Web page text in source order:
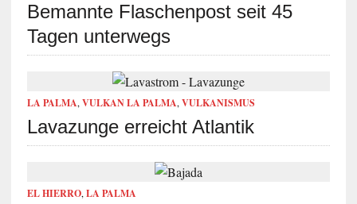
Bemannte Flaschenpost seit 45
Tagen unterwegs
LA PALMA, VULKAN LA PALMA, VULKANISMUS
Lavazunge erreicht Atlantik
EL HIERRO, LA PALMA